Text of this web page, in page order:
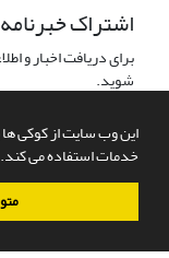
این وب سایت از کوکی ها
خدمات استفاده می کند.
اشتراک خبرنامه
برای دریافت اخبار و
شوید.
سامانه مدیریت